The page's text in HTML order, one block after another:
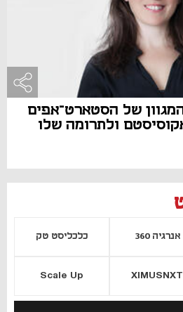
של הסטארט־אפים
ולתרומה שלו
אנרגיה 360 כלכליסט טק
XIMUSNXT
Scale Up
נפתח בכרטיסייה חדשה